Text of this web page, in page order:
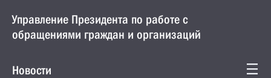
Управление Президента по работе с
обращениями граждан и организаций
Новости